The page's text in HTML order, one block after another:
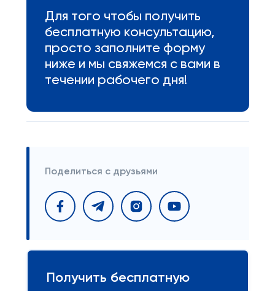
Для того чтобы получить
бесплатную консультацию,
просто заполните форму
ниже и мы свяжемся с вами в
течении рабочего дня!
Поделиться с друзьями
Получить бесплатную